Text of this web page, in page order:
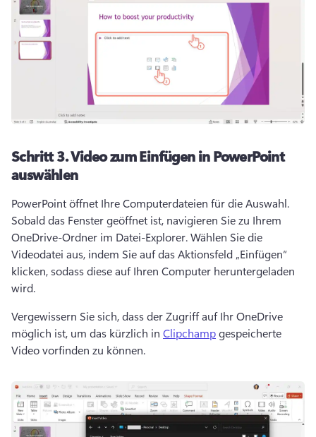
Schritt 3.Video zum Einfügen in PowerPoint
auswählen
Sobald das Fenster geöffnet ist, navigieren Sie zu Ihrem
OneDrive-Ordner im Datei-Explorer. Wählen Sie die
Videodatei aus, indem Sie auf das Aktionsfeld „Einfügen“
klicken, sodass diese auf Ihren Computer heruntergeladen
wird.
Vergewissern Sie sich, dass der Zugriff auf Ihr OneDrive
möglich ist, um das kürzlich in Clipchamp gespeicherte
Video vorfinden zu können.